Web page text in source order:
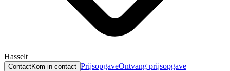
Hasselt
ContactKom in contact PrijsopgaveOntvang prijsopgave